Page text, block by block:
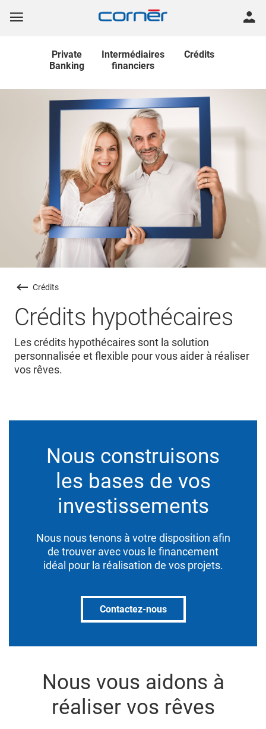
Private
Banking
Intermédiaires
financiers
Crédits
Crédits
Crédits hypothécaires
Les crédits hypothécaires sont la solution
personnalisée et flexible pour vous aider à réaliser
vos rêves.
Nous construisons
les bases de vos
investissements
Nous nous tenons à votre disposition afin
de trouver avec vous le financement
idéal pour la réalisation de vos projets.
Contactez-nous
Nous vous aidons à
réaliser vos rêves